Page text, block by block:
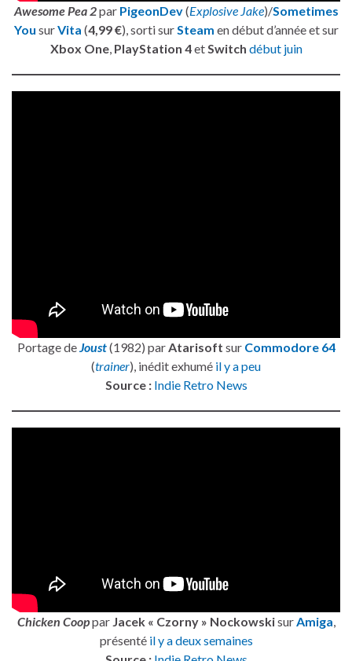
Awesome Pea 2par PigeonDev(Explosive Jake)/Sometimes
You surVita (4,99 €), sorti surSteam en début d’année et sur
Xbox One, PlayStation 4etSwitch début juin
Portage de Joust(1982) par Atarisoft sur Commodore 64
(trainer), inédit exhumé il y a peu
Source : Indie Retro News
Chicken Cooppar Jacek « Czorny » NockowskisurAmiga,
présenté il y a deux semaines